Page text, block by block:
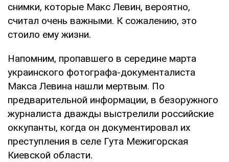
снимки, которые Макс Левин, вероятно,
считал очень важными. К сожалению, это
стоило ему жизни.
Напомним, пропавшего в середине марта
украинского фотографа-документалиста
Макса Левина нашли мертвым. По
предварительной информации, в безоружного
журналиста дважды выстрелили российские
оккупанты, когда он документировал их
преступления в селе Гута Межигорская
Киевской области.